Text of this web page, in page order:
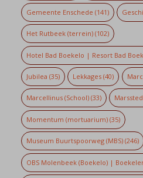
Gemeente Enschede (141)
Het Rutbeek (terrein)(102)
Hotel Bad Boekelo | Resort Bad
Jubilea (35) Lekkages (40)
Marcellinus (School)(33)
Momentum (mortuarium)(35)
Museum Buurtspoorweg (MBS)(246)
OBS Molenbeek (Boekelo) |